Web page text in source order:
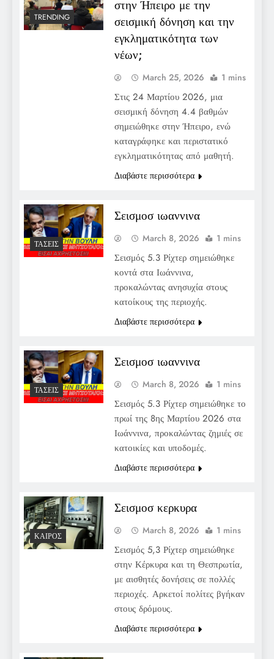
TRENDING
στην Ήπειρο με την
σεισμική δόνηση και την
εγκληματικότητα των
νέων;
March 25, 2026 1 mins
Στις 24 Μαρτίου 2026, μια
σεισμική δόνηση 4.4 βαθμών
σημειώθηκε στην Ήπειρο, ενώ
καταγράφηκε και περιστατικό
εγκληματικότητας από μαθητή.
Διαβάστε περισσότερα
ΤΆΣΕΙΣ
Σεισμοσ ιωαννινα
March 8, 2026 1 mins
Σεισμός 5.3 Ρίχτερ σημειώθηκε
κοντά στα Ιωάννινα,
προκαλώντας ανησυχία στους
κατοίκους της περιοχής.
Διαβάστε περισσότερα
ΤΆΣΕΙΣ
Σεισμοσ ιωαννινα
March 8, 2026 1 mins
Σεισμός 5.3 Ρίχτερ σημειώθηκε το
πρωί της 8ης Μαρτίου 2026 στα
Ιωάννινα, προκαλώντας ζημιές σε
κατοικίες και υποδομές.
Διαβάστε περισσότερα
ΚΑΙΡΌΣ
Σεισμοσ κερκυρα
March 8, 2026 1 mins
Σεισμός 5,3 Ρίχτερ σημειώθηκε
στην Κέρκυρα και τη Θεσπρωτία,
με αισθητές δονήσεις σε πολλές
περιοχές. Αρκετοί πολίτες βγήκαν
στους δρόμους.
Διαβάστε περισσότερα